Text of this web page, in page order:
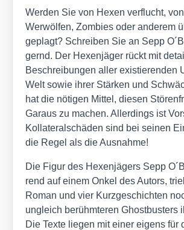
Wer­den Sie von Hexen ver­flucht,
Wer­wöl­fen, Zom­bies oder ande­rem
geplagt? Schrei­ben Sie an Sepp
gernd. Der Hexen­jä­ger rückt mit
Beschrei­bun­gen aller exis­tie­ren­den
Welt sowie ihrer Stär­ken und
hat die nöti­gen Mit­tel, die­sen
Gar­aus zu machen. Aller­dings ist
Kol­la­te­ral­schä­den sind bei sei­nen
die Regel als die Aus­nah­me!
Die Figur des Hexen­jä­gers Sepp
rend auf einem Onkel des Autors,
Roman und vier Kurz­ge­schich­ten
ungleich berühm­te­ren Ghost­bus­ters
Die Tex­te lie­gen mit einer eigens